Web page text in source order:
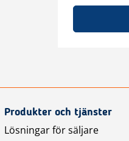
Produkter och tjänster
Lösningar för säljare